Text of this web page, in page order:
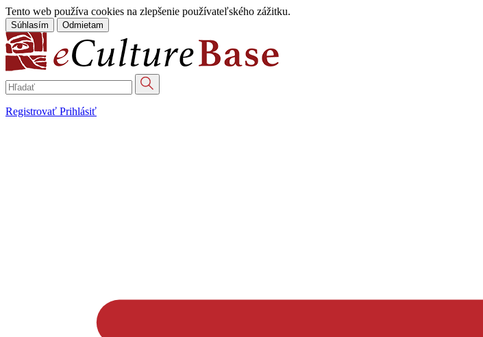
Tento web používa cookies na zlepšenie používateľského zážitku.
Súhlasím Odmietam
Registrovať Prihlásiť